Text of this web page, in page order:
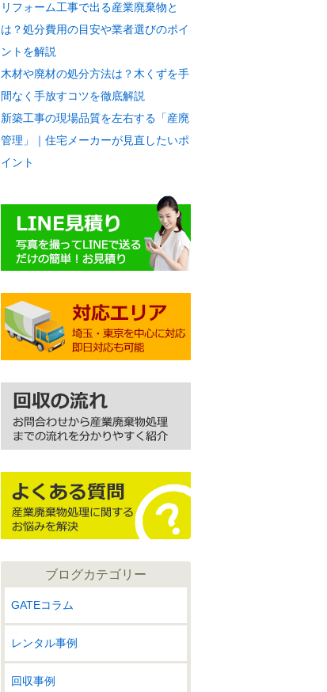
リフォーム工事で出る産業廃棄物と
は？処分費用の目安や業者選びのポイ
ントを解説
木材や廃材の処分方法は？木くずを手
間なく手放すコツを徹底解説
新築工事の現場品質を左右する「産廃
管理」｜住宅メーカーが見直したいポ
イント
ブログカテゴリー
GATEコラム
レンタル事例
回収事例